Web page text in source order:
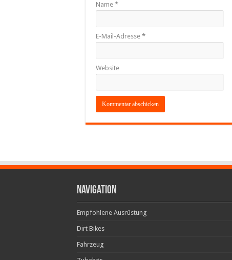
Name *
E-Mail-Adresse *
Website
Navigation
Empfohlene Ausrüstung
Dirt Bikes
Fahrzeug